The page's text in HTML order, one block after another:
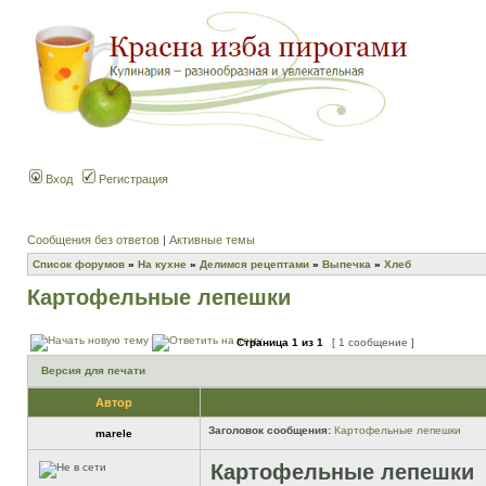
Вход Регистрация
Сообщения без ответов | Активные темы
Список форумов » На кухне » Делимся рецептами » Выпечка » Хлеб
Картофельные лепешки
Страница 1 из 1 [ 1 сообщение ]
Версия для печати
Автор
marele Заголовок сообщения: Картофельные лепешки
Картофельные лепешки